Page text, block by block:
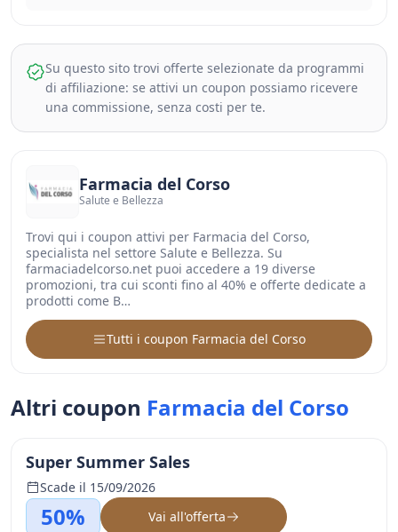
Su questo sito trovi offerte selezionate da programmi
di affiliazione: se attivi un coupon possiamo ricevere
una commissione, senza costi per te.
Farmacia del Corso
Salute e Bellezza
Trovi qui i coupon attivi per Farmacia del Corso,
specialista nel settore Salute e Bellezza. Su
farmaciadelcorso.net puoi accedere a 19 diverse
promozioni, tra cui sconti fino al 40% e offerte dedicate a
prodotti come B…
Tutti i coupon Farmacia del Corso
Altri coupon Farmacia del Corso
Super Summer Sales
Scade il 15/09/2026
50% Vai all'offerta